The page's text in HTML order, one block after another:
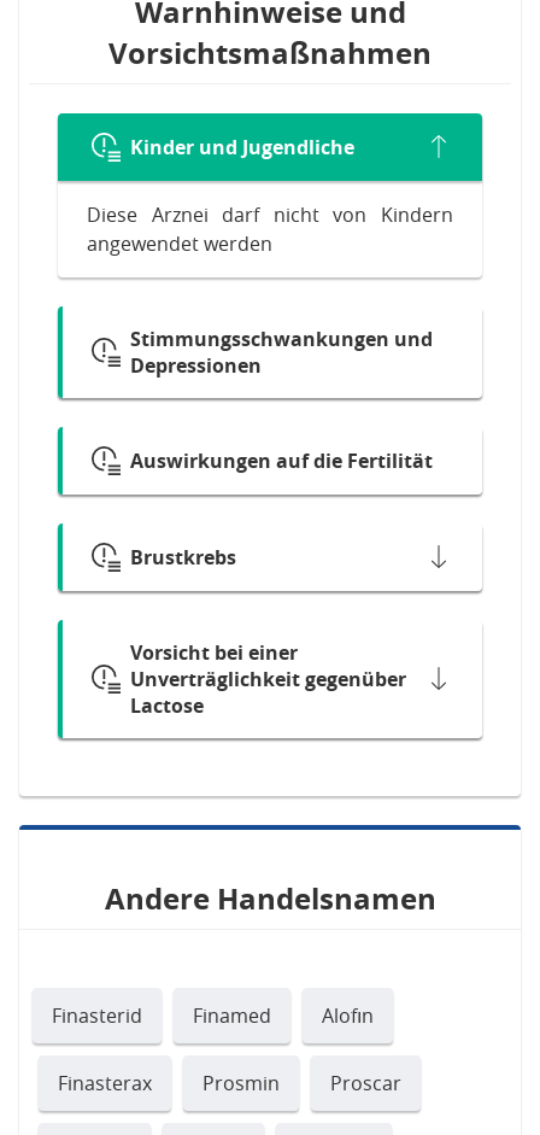
Warnhinweise und
Vorsichtsmaßnahmen
Kinder und Jugendliche
Diese Arznei darf nicht von Kindern
angewendet werden
Stimmungsschwankungen und
Depressionen
Auswirkungen auf die Fertilität
Brustkrebs
Vorsicht bei einer
Unverträglichkeit gegenüber
Lactose
Andere Handelsnamen
Finasterid Finamed Alofın
Finasterax Prosmin Proscar